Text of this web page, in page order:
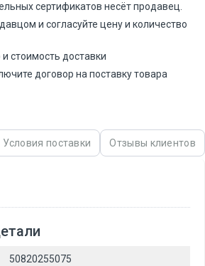
сертификатов несёт продавец.
и согласуйте цену и количество
стоимость доставки
договор на поставку товара
Условия поставки Отзывы клиентов
50820255075